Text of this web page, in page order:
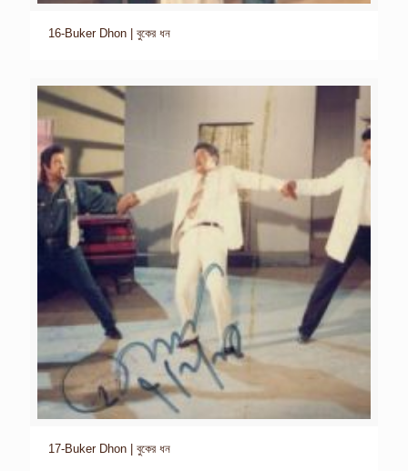
16-Buker Dhon | বুকের ধন
17-Buker Dhon | বুকের ধন